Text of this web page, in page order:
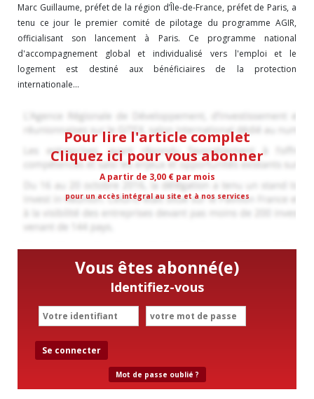
Marc Guillaume, préfet de la région d’Île-de-France, préfet de Paris, a
tenu ce jour le premier comité de pilotage du programme AGIR,
officialisant son lancement à Paris. Ce programme national
d'accompagnement global et individualisé vers l'emploi et le
logement est destiné aux bénéficiaires de la protection
internationale...
Pour lire l'article complet
Cliquez ici pour vous abonner
A partir de 3,00 € par mois
pour un accès intégral au site et à nos services
Vous êtes abonné(e)
Identifiez-vous
Se connecter
Mot de passe oublié ?